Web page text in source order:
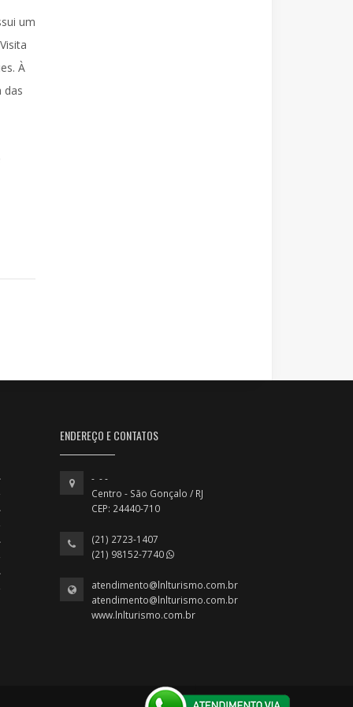
um
Visita
À
das
ENDEREÇO E CONTATOS
- - -
Centro - São Gonçalo / RJ
CEP: 24440-710
(21) 2723-1407
(21) 98152-7740
atendimento@lnlturismo.com.br
atendimento@lnlturismo.com.br
www.lnlturismo.com.br